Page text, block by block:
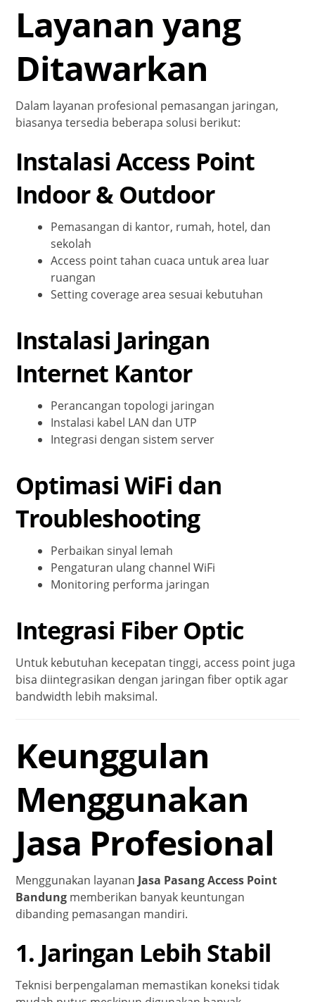
Layanan yang
Ditawarkan
Dalam layanan profesional pemasangan jaringan,
biasanya tersedia beberapa solusi berikut:
Instalasi Access Point
Indoor & Outdoor
Pemasangan di kantor, rumah, hotel, dan
sekolah
Access point tahan cuaca untuk area luar
ruangan
Setting coverage area sesuai kebutuhan
Instalasi Jaringan
Internet Kantor
Perancangan topologi jaringan
Instalasi kabel LAN dan UTP
Integrasi dengan sistem server
Optimasi WiFi dan
Troubleshooting
Perbaikan sinyal lemah
Pengaturan ulang channel WiFi
Monitoring performa jaringan
Integrasi Fiber Optic
Untuk kebutuhan kecepatan tinggi, access point juga
bisa diintegrasikan dengan jaringan fiber optik agar
bandwidth lebih maksimal.
Keunggulan
Menggunakan
Jasa Profesional
Menggunakan layanan Jasa Pasang Access Point
Bandung memberikan banyak keuntungan
dibanding pemasangan mandiri.
1. Jaringan Lebih Stabil
Teknisi berpengalaman memastikan koneksi tidak